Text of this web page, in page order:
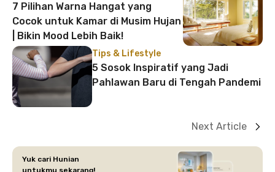
7 Pilihan Warna Hangat yang
Cocok untuk Kamar di Musim Hujan
| Bikin Mood Lebih Baik!
Tips & Lifestyle
5 Sosok Inspiratif yang Jadi
Pahlawan Baru di Tengah Pandemi
Next Article
Yuk cari Hunian
untukmu sekarang!